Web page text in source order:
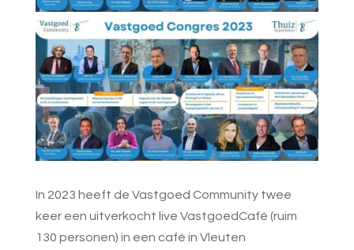
In 2023 heeft de Vastgoed Community twee
keer een uitverkocht live VastgoedCafé (ruim
130 personen) in een café in Vleuten